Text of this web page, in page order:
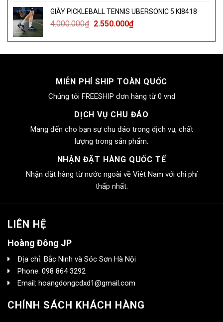
4.000.000₫.là:
2.550.000₫.
GIÀY PICKLEBALL TENNIS UBERSONIC 5 KI8418
4.000.000₫ Giá
là:
4.000.000₫.
2.550.000₫Giá
tại
là:
MIỄN PHÍ SHIP TOÀN QUỐC
Chúng tôi FREESHIP đơn hàng từ 0 vnd
DỊCH VỤ CHU ĐÁO
Mang đến cho bạn sự chu đáo trong dịch vụ, chất
lượng trong sản phẩm.
NHẬN ĐẶT HÀNG QUỐC TẾ
Nhận đặt hàng từ nước ngoài về Viêt Nam với chi phí
thấp nhất.
LIÊN HỆ
Hoàng Đông JP
Địa chỉ: Bắc Ninh và Sóc Sơn Hà Nội
Phone: 098 864 3292
Email: hoangdongcdxd1@gmail.com
CHÍNH SÁCH KHÁCH HÀNG